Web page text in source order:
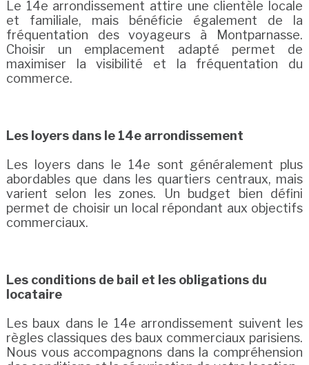
Le 14e arrondissement attire une clientèle locale
et familiale, mais bénéficie également de la
fréquentation des voyageurs à Montparnasse.
Choisir un emplacement adapté permet de
maximiser la visibilité et la fréquentation du
commerce.
Les loyers dans le 14e arrondissement
Les loyers dans le 14e sont généralement plus
abordables que dans les quartiers centraux, mais
varient selon les zones. Un budget bien défini
permet de choisir un local répondant aux objectifs
commerciaux.
Les conditions de bail et les obligations du
locataire
Les baux dans le 14e arrondissement suivent les
règles classiques des baux commerciaux parisiens.
Nous vous accompagnons dans la compréhension